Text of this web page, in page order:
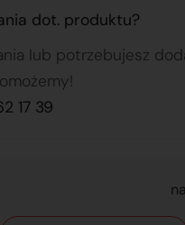
dot. produktu?
lub potrzebujesz
17 39